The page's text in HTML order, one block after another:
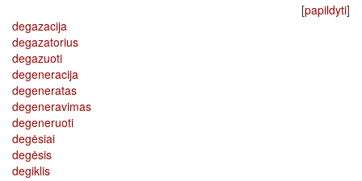
[papildyti]
degazacija
degazatorius
degazuoti
degeneracija
degeneratas
degeneravimas
degeneruoti
degėsiai
degėsis
degiklis